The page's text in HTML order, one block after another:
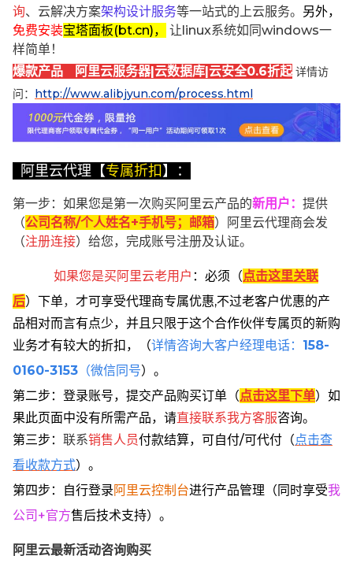
询、云解决方案架构设计服务等一站式的上云服务。 另外，
免费安装宝塔面板(bt.cn)，
让linux系统如同windows一
样简单！
爆款产品 阿里云服务器|云数据库|云安全0.6折起 详情访
问： http://www.alibjyun.com/process.html
阿里云代理【专属折扣】：
第一步：如果您是第一次购买阿里云产品的新用户 ： 提供
（公司名称/个人姓名+手机号；邮箱）阿里云代理商会发
（注册连接）给您，完成账号注册及认证。
如果您是买阿里云老用户 ： 必须 （点击这里关联
后） 下单， 才可享受代理商专属优惠,不过老客户优惠的产
品相对而言有点少，并且只限于这个合作伙伴专属页的新购
业务才有较大的折扣，
（详情咨询大客户经理电话： 158-
0160-3153 （微信同号）。
第二步：登录账号，提交产品购买订单（点击这里下单） 如
果此页面中没有所需产品，请直接联系我方客服咨询。
第三步： 联系销售人员付款结算，可自付/可代付（点击查
看收款方式）。
第四步：自行登录阿里云控制台进行产品管理（同时享受我
公司+官方售后技术支持）。
阿里云最新活动咨询购买